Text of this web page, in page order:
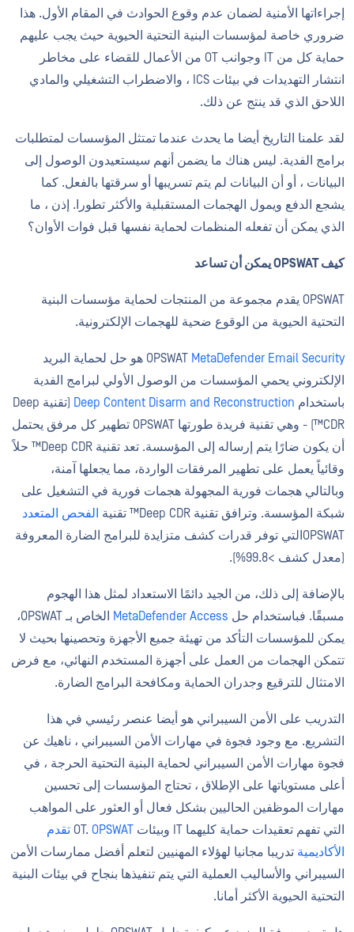
إجراءاتها الأمنية لضمان عدم وقوع الحوادث في المقام الأول. هذا
ضروري خاصة لمؤسسات البنية التحتية الحيوية حيث يجب عليهم
حماية كل من IT وجوانب OT من الأعمال للقضاء على مخاطر
انتشار التهديدات في بيئات ICS ، والاضطراب التشغيلي والمادي
اللاحق الذي قد ينتج عن ذلك.
لقد علمنا التاريخ أيضا ما يحدث عندما تمتثل المؤسسات لمتطلبات
برامج الفدية. ليس هناك ما يضمن أنهم سيستعيدون الوصول إلى
البيانات ، أو أن البيانات لم يتم تسريبها أو سرقتها بالفعل. كما
يشجع الدفع ويمول الهجمات المستقبلية والأكثر تطورا. إذن ، ما
الذي يمكن أن تفعله المنظمات لحماية نفسها قبل فوات الأوان؟
كيف OPSWAT يمكن أن تساعد
OPSWAT يقدم مجموعة من المنتجات لحماية مؤسسات البنية
التحتية الحيوية من الوقوع ضحية للهجمات الإلكترونية.
OPSWAT MetaDefender Email Security
هو حل لحماية البريد
الإلكتروني يحمي المؤسسات من الوصول الأولي لبرامج الفدية
باستخدام Deep Content Disarm and Reconstruction
(تقنية Deep
CDR™) - وهي تقنية فريدة طورتها OPSWAT تطهير كل مرفق يحتمل
أن يكون ضارًا يتم إرساله إلى المؤسسة. تعد تقنية Deep CDR™ حلاً
وقائياً يعمل على تطهير المرفقات الواردة، مما يجعلها آمنة،
وبالتالي هجمات فورية المجهولة هجمات فورية في التشغيل على
شبكة المؤسسة. وترافق تقنية Deep CDR™ تقنية
الفحص المتعدد
OPSWATالتي توفر قدرات كشف متزايدة للبرامج الضارة المعروفة
(معدل كشف >99.8%).
بالإضافة إلى ذلك، من الجيد دائمًا الاستعداد لمثل هذا الهجوم
مسبقًا. فباستخدام حل MetaDefender Access
الخاص بـ OPSWAT،
يمكن للمؤسسات التأكد من تهيئة جميع الأجهزة وتحصينها بحيث لا
تتمكن الهجمات من العمل على أجهزة المستخدم النهائي، مع فرض
الامتثال للترقيع وجدران الحماية ومكافحة البرامج الضارة.
التدريب على الأمن السيبراني هو أيضا عنصر رئيسي في هذا
التشريع. مع وجود فجوة في مهارات الأمن السيبراني ، ناهيك عن
فجوة مهارات الأمن السيبراني لحماية البنية التحتية الحرجة ، في
أعلى مستوياتها على الإطلاق ، تحتاج المؤسسات إلى تحسين
مهارات الموظفين الحاليين بشكل فعال أو العثور على المواهب
التي تفهم تعقيدات حماية كليهما IT وبيئات OT.
OPSWAT تقدم
الأكاديمية تدريبا مجانيا لهؤلاء المهنيين لتعلم أفضل ممارسات الأمن
السيبراني والأساليب العملية التي يتم تنفيذها بنجاح في بيئات البنية
التحتية الحيوية الأكثر أمانا.